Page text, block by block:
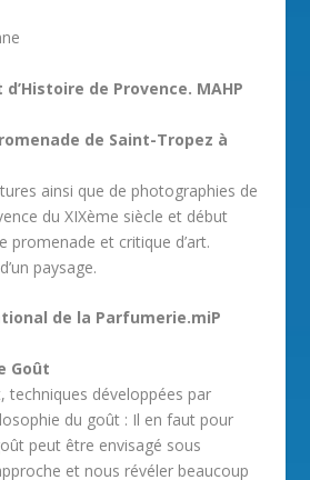
de Provence. MAHP
de Saint-Tropez à
ainsi que de photographies de
du XIXème siècle et début
promenade et critique d’art.
paysage.
de la Parfumerie.miP
Goût
techniques développées par
du goût : Il en faut pour
peut être envisagé sous
et nous révéler beaucoup